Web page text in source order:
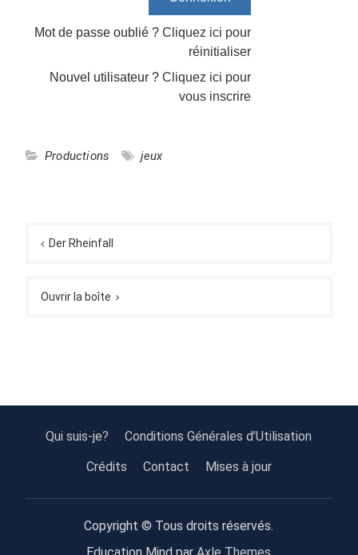
Mot de passe oublié ?Cliquez ici pour
réinitialiser
Nouvel utilisateur ?Cliquez ici pour
vous inscrire
Productions jeux
de Der Rheinfall
Ouvrir la boîte
Qui suis-je?
Conditions Générales d’Utilisation
Crédits
Contact Mises à jour
Copyright © Tous droits réservés.